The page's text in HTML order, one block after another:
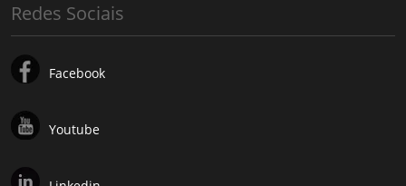
Redes Sociais
Facebook
Youtube